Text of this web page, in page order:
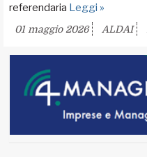
referendaria Leggi »
01 maggio 2026 ALDAI